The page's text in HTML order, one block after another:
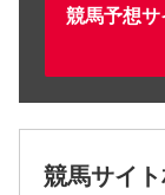
競馬予想
競馬サイ